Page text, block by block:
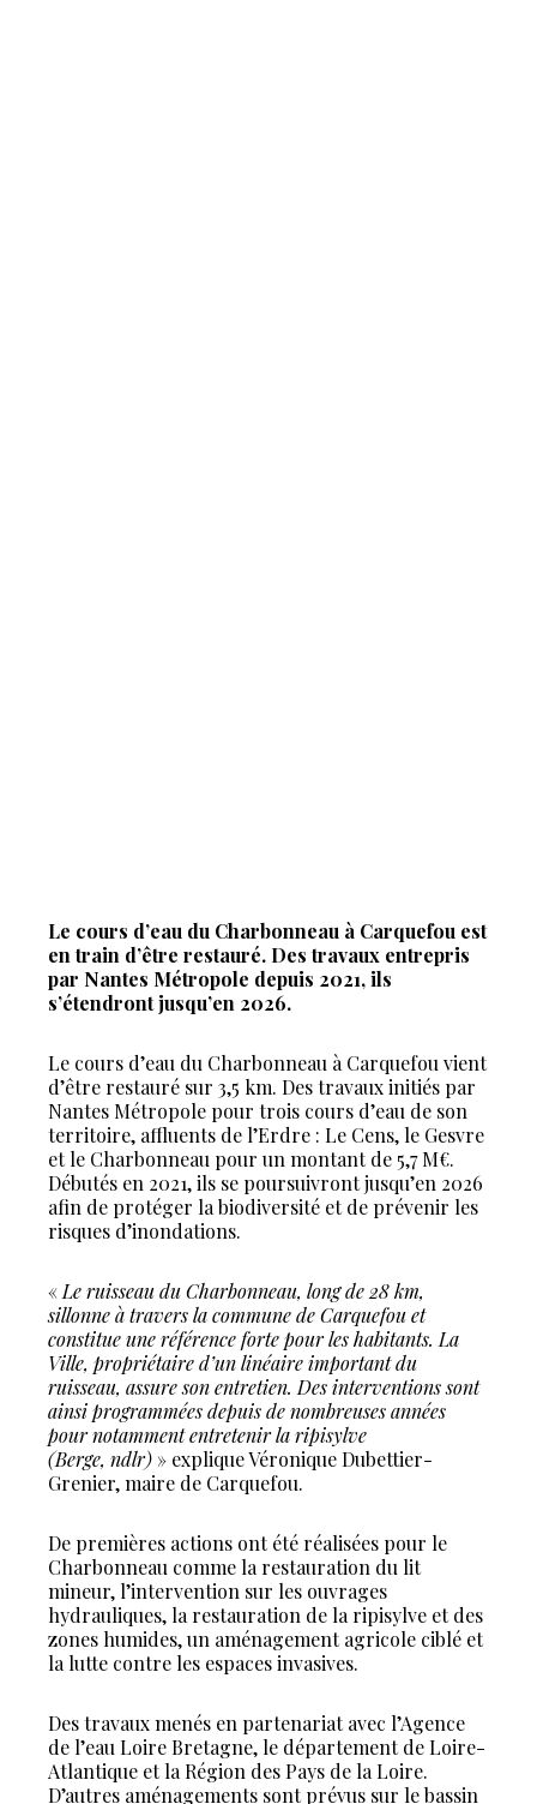
Le cours d’eau du Charbonneau à Carquefou est
en train d’être restauré. Des travaux entrepris
par Nantes Métropole depuis 2021, ils
s’étendront jusqu’en 2026.
Le cours d’eau du Charbonneau à Carquefou vient
d’être restauré sur 3,5 km. Des travaux initiés par
Nantes Métropole pour trois cours d’eau de son
territoire, affluents de l’Erdre : Le Cens, le Gesvre
et le Charbonneau pour un montant de 5,7 M€.
Débutés en 2021, ils se poursuivront jusqu’en 2026
afin de protéger la biodiversité et de prévenir les
risques d’inondations.
« Le ruisseau du Charbonneau, long de 28 km,
sillonne à travers la commune de Carquefou et
constitue une référence forte pour les habitants. La
Ville, propriétaire d’un linéaire important du
ruisseau, assure son entretien. Des interventions sont
ainsi programmées depuis de nombreuses années
pour notamment entretenir la ripisylve
(Berge, ndlr) » explique Véronique Dubettier-
Grenier, maire de Carquefou.
De premières actions ont été réalisées pour le
Charbonneau comme la restauration du lit
mineur, l’intervention sur les ouvrages
hydrauliques, la restauration de la ripisylve et des
zones humides, un aménagement agricole ciblé et
la lutte contre les espaces invasives.
Des travaux menés en partenariat avec l’Agence
de l’eau Loire Bretagne, le département de Loire-
Atlantique et la Région des Pays de la Loire.
D’autres aménagements sont prévus sur le bassin